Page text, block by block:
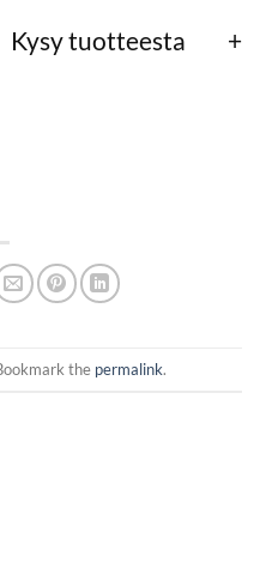
Kysy tuotteesta
the permalink.